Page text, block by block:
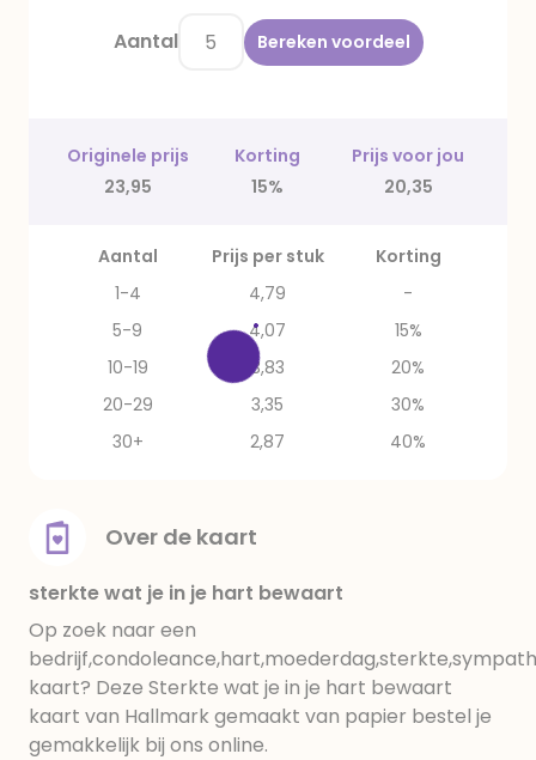
Aantal Bereken voordeel
Originele prijs Korting
Prijs voor jou
23,95
15% 20,35
Aantal Prijs per stuk
Korting
1-4
4,79
-
5-9
4,07
15%
10-19
3,83
20%
20-29
3,35
30%
30+
2,87 40%
Over de kaart
sterkte wat je in je hart bewaart
Op zoek naar een
kaart? Deze Sterkte wat je in je hart bewaart
kaart van Hallmark gemaakt van papier bestel je
gemakkelijk bij ons online.